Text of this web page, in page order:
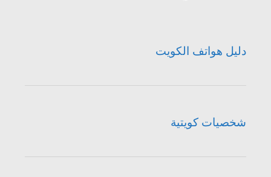
دليل هواتف الكويت
شخصيات كويتية